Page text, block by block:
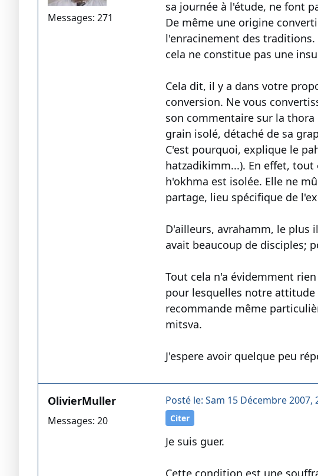
Messages: 271
sa journée à l'étude, ne font
De même une origine
l'enracinement des
cela ne constitue pas une
Cela dit, il y a dans votre
conversion. Ne vous
son commentaire sur la
grain isolé, détaché de sa
C'est pourquoi, explique le
hatzadikimm...). En effet,
h'okhma est isolée. Elle ne
partage, lieu spécifique de
D'ailleurs, avrahamm, le plus
avait beaucoup de disciples;
Tout cela n'a évidemment
pour lesquelles notre
recommande même
mitsva.
J'espere avoir quelque peu
OlivierMuller
Messages: 20
Posté le: Sam 15 Décembre 2007,
Citer
Je suis guer.
Cette condition est une